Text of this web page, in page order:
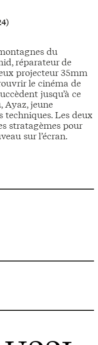
du
réparateur de
projecteur 35mm
le cinéma de
jusqu’à ce
Ayaz, jeune
techniques. Les deux
stratagèmes pour
sur l’écran.